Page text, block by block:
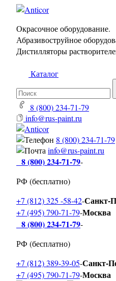
Окрасочное оборудование.
Абразивоструйное
Дистилляторы
Каталог
8 (800) 234-71-79
info@rus-paint.ru
8 (800) 234-71-79
info@rus-paint.ru
8 (800) 234-71-79-
РФ (бесплатно)
+7 (812) 325 -58-42-Санкт-
+7 (495) 790-71-79-Москва
8 (800) 234-71-79-
РФ (бесплатно)
+7 (812) 389-39-05-Санкт-
+7 (495) 790-71-79-Москва